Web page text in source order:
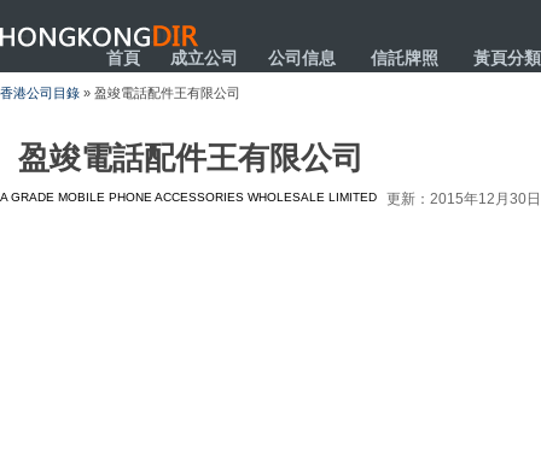
HONGKONGDIR
首頁 成立公司 公司信息 信託牌照 黃頁分類
香港公司目錄 » 盈竣電話配件王有限公司
盈竣電話配件王有限公司
A GRADE MOBILE PHONE ACCESSORIES WHOLESALE LIMITED 更新：2015年12月30日